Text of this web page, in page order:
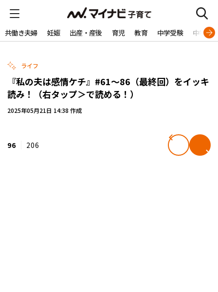
共働き夫婦 妊娠 出産・産後 育児 教育 中学受験 中学生
ライフ
『私の夫は感情ケチ』#61～86（最終回）をイッキ
読み！（右タップ＞で読める！）
2025年05月21日 14:38 作成
96 206